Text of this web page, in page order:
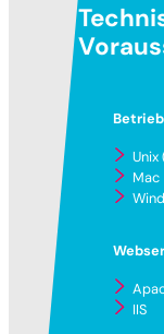
Unix
Mac
IIS